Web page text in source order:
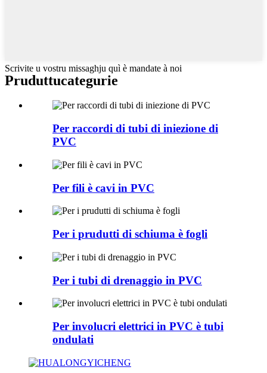
Scrivite u vostru missaghju quì è mandate à noi
Pruduttucategurie
Per raccordi di tubi di iniezione di
PVC
Per fili è cavi in ​​PVC
Per i prudutti di schiuma è fogli
Per i tubi di drenaggio in PVC
Per involucri elettrici in PVC è tubi
ondulati